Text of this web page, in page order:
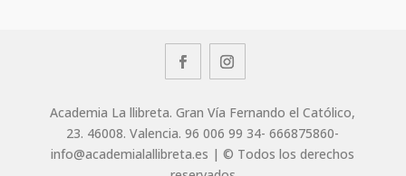
Academia La llibreta. Gran Vía Fernando el Católico,
23. 46008. Valencia. 96 006 99 34- 666875860-
info@academialallibreta.es | © Todos los derechos